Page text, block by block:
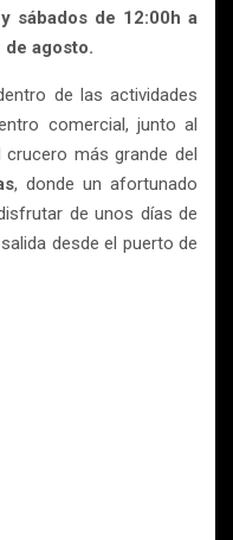
sábados de 12:00h a
de agosto.
de las actividades
comercial, junto al
más grande del
, donde un afortunado
de unos días de
desde el puerto de